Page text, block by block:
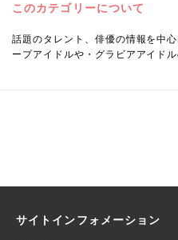
このカテゴリーについて
話題のタレント、俳優の情報を中
ープアイドルや・グラビアアイド
サイトインフォメーション